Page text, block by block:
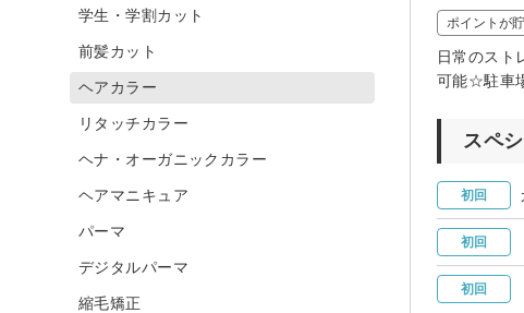
ポイントが
日常のスト
可能☆駐車
スペ
初回
初回
初回
学生・学割カット
前髪カット
ヘアカラー
リタッチカラー
ヘナ・オーガニックカラー
ヘアマニキュア
パーマ
デジタルパーマ
縮毛矯正